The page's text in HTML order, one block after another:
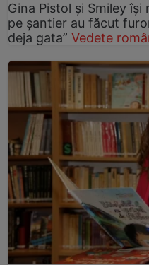
Gina Pistol și Smiley
pe șantier au făcut
deja gata” Vedete